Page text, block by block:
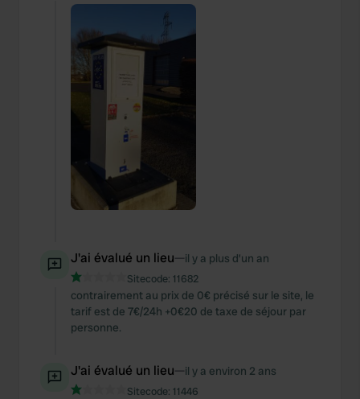
J'ai évalué un lieu—il y a plus d’un an
Sitecode: 11682
contrairement au prix de 0€ précisé sur le site, le
tarif est de 7€/24h +0€20 de taxe de séjour par
personne.
J'ai évalué un lieu—il y a environ 2 ans
Sitecode: 11446